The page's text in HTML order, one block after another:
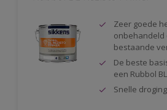
Zeer goede
onbehandeld
bestaande
De beste
een Rubbol
Snelle